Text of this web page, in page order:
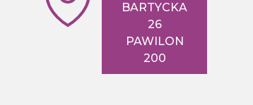
BARTYCKA
26
PAWILON
200